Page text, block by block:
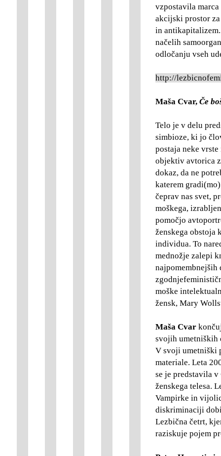
vzpostavila
akcijski prostor
in
načelih
odločanju vseh
http://
Maša Cvar, Če
Telo je v delu
simbioze, ki jo
postaja neke
objektiv avtorica
dokaz, da ne
katerem
čeprav nas svet,
moškega,
pomočjo
ženskega obstoja
individua. To
mednožje zalepi
najpomembnejših
moške
žensk, Mary
Maša Cvar
svojih umetniških
V svoji umetniški
materiale. Leta
se je predstavila
ženskega telesa.
Vampirke in
diskriminaciji
Lezbična četrt,
raziskuje pojem